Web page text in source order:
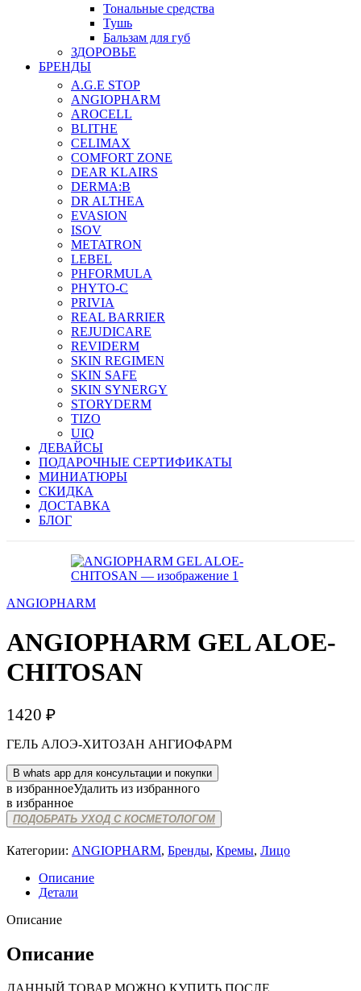
Тональные средства
Тушь
Бальзам для губ
ЗДОРОВЬЕ
БРЕНДЫ
A.G.E STOP
ANGIOPHARM
AROCELL
BLITHE
CELIMAX
COMFORT ZONE
DEAR KLAIRS
DERMA:B
DR ALTHEA
EVASION
ISOV
METATRON
LEBEL
PHFORMULA
PHYTO-C
PRIVIA
REAL BARRIER
REJUDICARE
REVIDERM
SKIN REGIMEN
SKIN SAFE
SKIN SYNERGY
STORYDERM
TIZO
UIQ
ДЕВАЙСЫ
ПОДАРОЧНЫЕ СЕРТИФИКАТЫ
МИНИАТЮРЫ
СКИДКА
ДОСТАВКА
БЛОГ
ANGIOPHARM
ANGIOPHARM GEL ALOE-
CHITOSAN
1420 ₽
ГЕЛЬ АЛОЭ-ХИТОЗАН АНГИОФАРМ
В whats app для консультации и покупки
в избранноеУдалить из избранного
в избранное
ПОДОБРАТЬ УХОД С КОСМЕТОЛОГОМ
Категории: ANGIOPHARM, Бренды, Кремы, Лицо
Описание
Детали
Описание
Описание
ДАННЫЙ ТОВАР МОЖНО КУПИТЬ ПОСЛЕ